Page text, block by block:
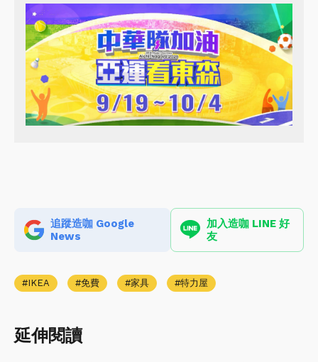
追蹤造咖 Google
News
加入造咖 LINE 好
友
IKEA 免費 家具 特力屋
延伸閱讀